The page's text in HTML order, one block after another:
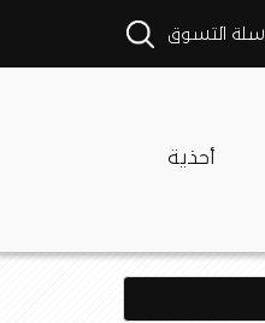
سلة التسوق
أحذية